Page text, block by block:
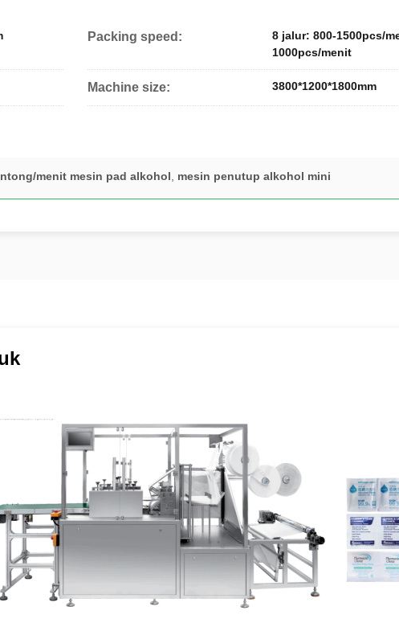
Packing speed:
8 jalur: 800-1500pcs/
1000pcs/menit
Machine size: 3800*1200*1800mm
menit mesin pad alkohol mesin penutup alkohol mini